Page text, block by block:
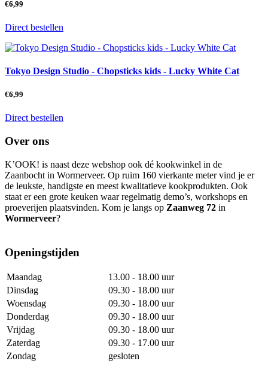
€6,99
Direct bestellen
Tokyo Design Studio - Chopsticks kids - Lucky White Cat
€6,99
Direct bestellen
Over ons
K’OOK! is naast deze webshop ook dé kookwinkel in de
Zaanbocht in Wormerveer. Op ruim 160 vierkante meter vind je er
de leukste, handigste en meest kwalitatieve kookprodukten. Ook
staat er een grote keuken waar regelmatig demo’s, workshops en
proeverijen plaatsvinden. Kom je langs op Zaanweg 72 in
Wormerveer?
Openingstijden
Maandag
13.00 - 18.00 uur
Dinsdag
09.30 - 18.00 uur
Woensdag
09.30 - 18.00 uur
Donderdag
09.30 - 18.00 uur
Vrijdag
09.30 - 18.00 uur
Zaterdag
09.30 - 17.00 uur
Zondag
gesloten